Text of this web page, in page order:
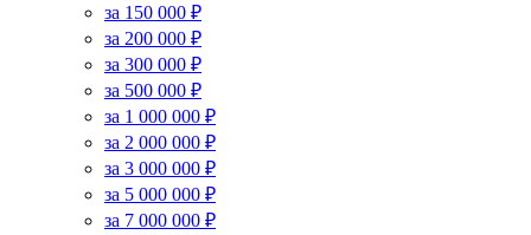
за 150 000 ₽
за 200 000 ₽
за 300 000 ₽
за 500 000 ₽
за 1 000 000 ₽
за 2 000 000 ₽
за 3 000 000 ₽
за 5 000 000 ₽
за 7 000 000 ₽